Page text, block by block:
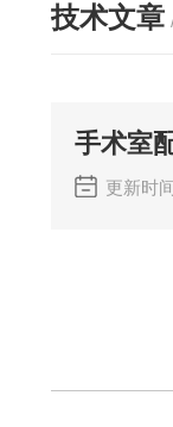
技术文章
手术室
更新时